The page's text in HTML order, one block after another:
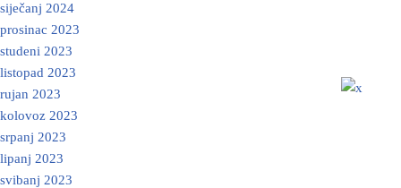
siječanj 2024
prosinac 2023
studeni 2023
listopad 2023
rujan 2023
kolovoz 2023
srpanj 2023
lipanj 2023
svibanj 2023